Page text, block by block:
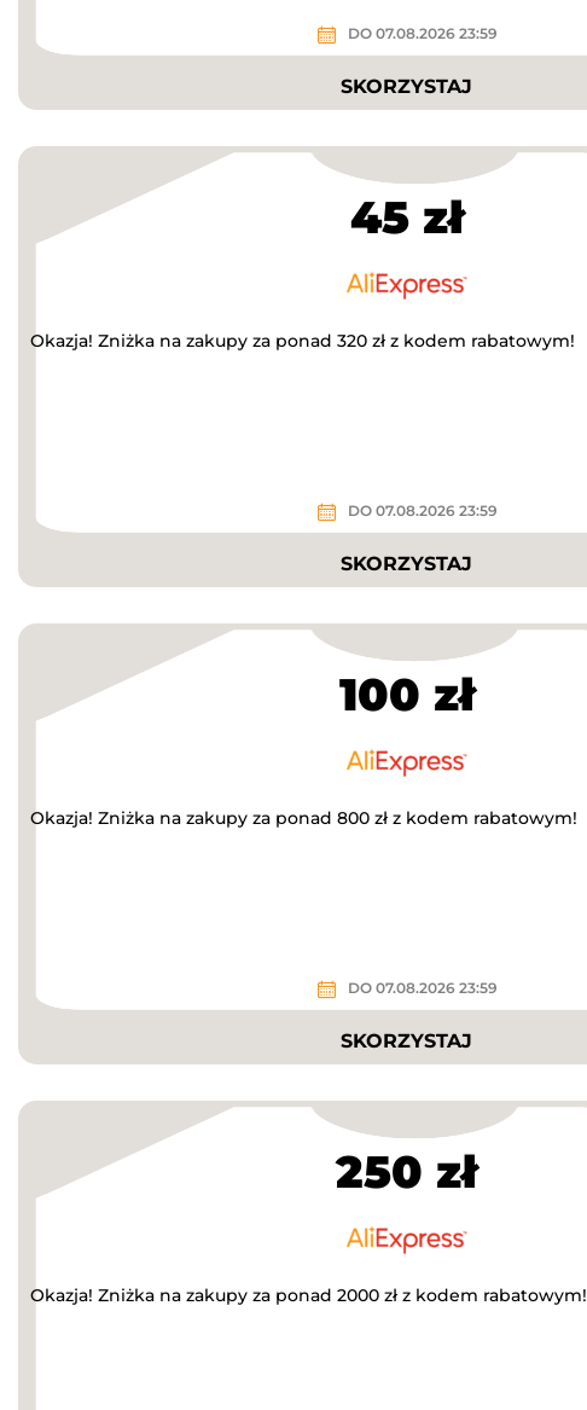
DO 07.08.2026 23:59
SKORZYSTAJ
45 zł
Okazja! Zniżka na zakupy za ponad 320 zł z kodem rabatowym!
DO 07.08.2026 23:59
SKORZYSTAJ
100 zł
Okazja! Zniżka na zakupy za ponad 800 zł z kodem rabatowym!
DO 07.08.2026 23:59
SKORZYSTAJ
250 zł
Okazja! Zniżka na zakupy za ponad 2000 zł z kodem rabatowym!